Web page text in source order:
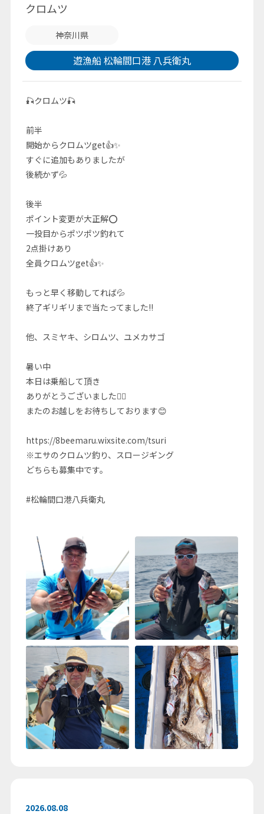
クロムツ
神奈川県
遊漁船 松輪間口港 八兵衛丸
🎣クロムツ🎣
前半
開始からクロムツget👍✨
すぐに追加もありましたが
後続かず💦
後半
ポイント変更が大正解⭕
一投目からポツポツ釣れて
2点掛けあり
全員クロムツget👍✨
もっと早く移動してれば💦
終了ギリギリまで当たってました!!
他、スミヤキ、シロムツ、ユメカサゴ
暑い中
本日は乗船して頂き
ありがとうございました🙇‍♂️
またのお越しをお待ちしております😊
https://8beemaru.wixsite.com/tsuri
※エサのクロムツ釣り、スロージギング
どちらも募集中です。
#松輪間口港八兵衛丸
2026.08.08